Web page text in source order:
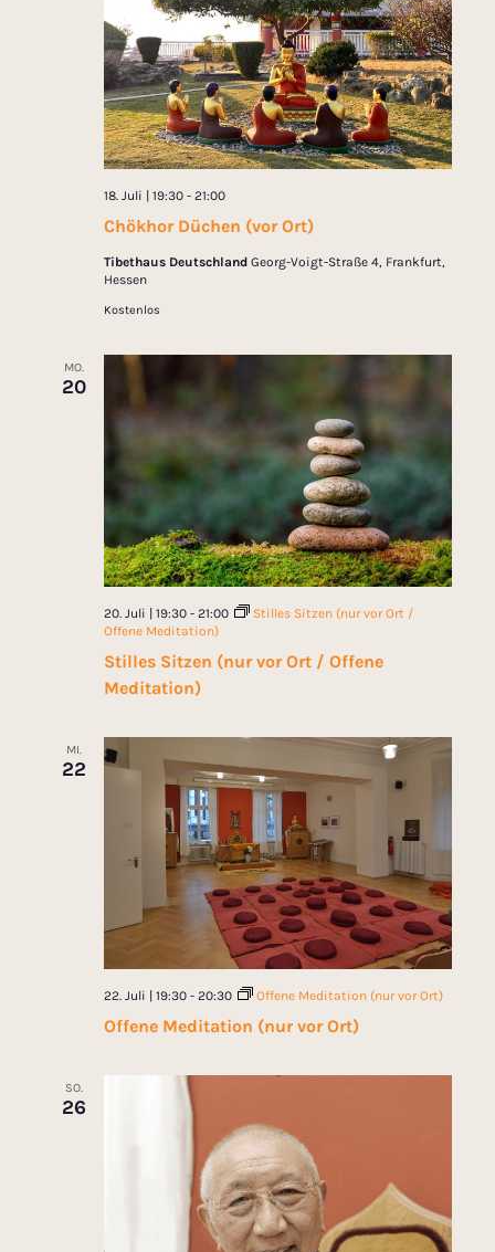
Chökhor Düchen (vor Ort)
18. Juli | 19:30- 21:00
Tibethaus Deutschland Georg-Voigt-Straße 4, Frankfurt,
Hessen
Kostenlos
MO.
20
Stilles Sitzen (nur vor Ort / Offene
Meditation)
20. Juli | 19:30- 21:00
Stilles Sitzen (nur vor Ort /
Offene Meditation)
MI.
22
Offene Meditation (nur vor Ort)
22. Juli | 19:30- 20:30 Offene Meditation (nur vor Ort)
SO.
26